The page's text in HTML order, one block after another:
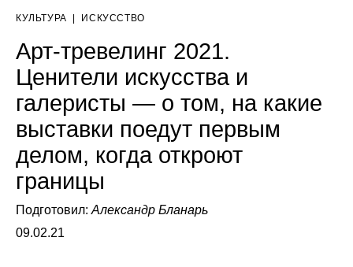
КУЛЬТУРА ИСКУССТВО
Арт-тревелинг 2021.
Ценители искусства и
галеристы — о том, на какие
выставки поедут первым
делом, когда откроют
границы
Подготовил: Александр Бланарь
09.02.21